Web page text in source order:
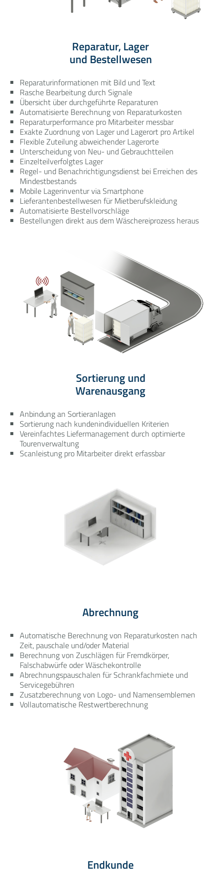
Reparatur, Lager
und Bestellwesen
Reparaturinformationen mit Bild und Text
Rasche Bearbeitung durch Signale
Übersicht über durchgeführte Reparaturen
Automatisierte Berechnung von Reparaturkosten
Reparaturperformance pro Mitarbeiter messbar
Exakte Zuordnung von Lager und Lagerort pro Artikel
Flexible Zuteilung abweichender Lagerorte
Unterscheidung von Neu- und Gebrauchtteilen
Einzelteilverfolgtes Lager
Regel- und Benachrichtigungsdienst bei Erreichen des
Mindestbestands
Mobile Lagerinventur via Smartphone
Lieferantenbestellwesen für Mietberufskleidung
Automatisierte Bestellvorschläge
Bestellungen direkt aus dem Wäschereiprozess heraus
Sortierung und
Warenausgang
Anbindung an Sortieranlagen
Sortierung nach kundenindividuellen Kriterien
Vereinfachtes Liefermanagement durch optimierte
Tourenverwaltung
Scanleistung pro Mitarbeiter direkt erfassbar
Abrechnung
Automatische Berechnung von Reparaturkosten nach
Zeit, pauschale und/oder Material
Berechnung von Zuschlägen für Fremdkörper,
Falschabwürfe oder Wäschekontrolle
Abrechnungspauschalen für Schrankfachmiete und
Servicegebühren
Zusatzberechnung von Logo- und Namensemblemen
Vollautomatische Restwertberechnung
Endkunde